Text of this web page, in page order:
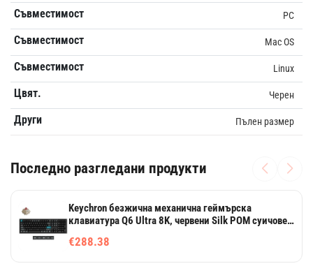
Съвместимост PC
Съвместимост Mac OS
Съвместимост Linux
Цвят. Черен
Други Пълен размер
Последно разгледани продукти
Keychron безжична механична геймърска
клавиатура Q6 Ultra 8K, червени Silk POM суичове,
€288.38